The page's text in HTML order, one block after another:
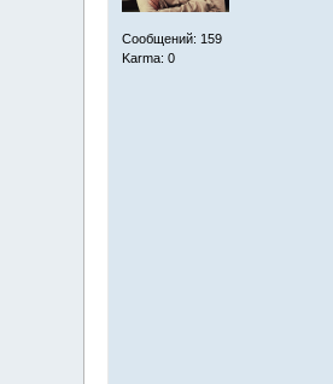
Сообщений: 159
Karma: 0